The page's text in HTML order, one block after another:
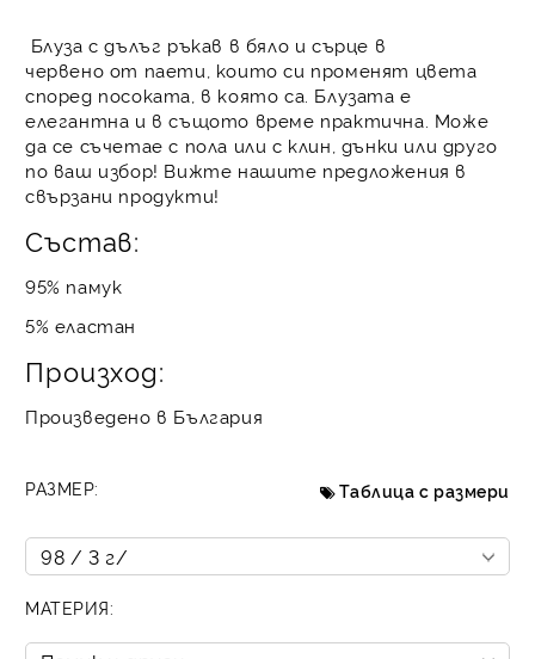
Блуза с дълъг ръкав в бяло и сърце в
червено от паети, които си променят цвета
според посоката, в която са. Блузата е
елегантна и в същото време практична. Може
да се съчетае с пола или с клин, дънки или друго
по ваш избор! Вижте нашите предложения в
свързани продукти!
Състав:
95% памук
5% еластан
Произход:
Произведено в България
РАЗМЕР: Таблица с размери
МАТЕРИЯ: